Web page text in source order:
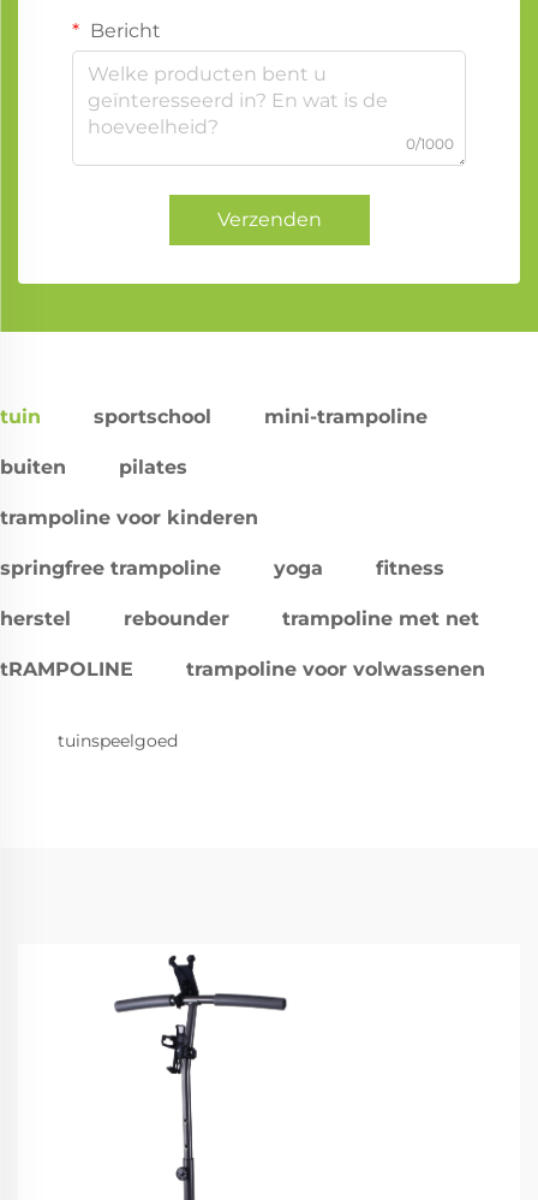
Bericht
0/1000
Verzenden
tuin sportschool mini-trampoline
buiten pilates
trampoline voor kinderen
springfree trampoline yoga fitness
herstel rebounder trampoline met net
tRAMPOLINE trampoline voor volwassenen
tuinspeelgoed